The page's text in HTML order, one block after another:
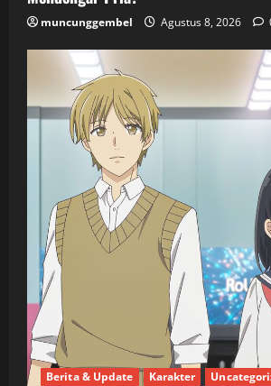
muncunggembel Agustus 8, 2026
Berita & Update Karakter